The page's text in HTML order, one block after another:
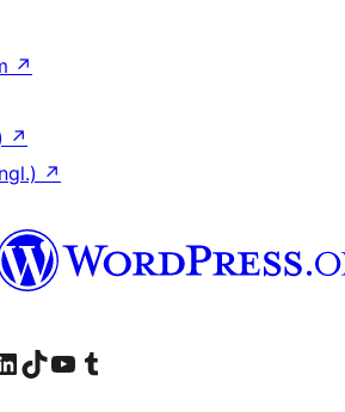
↗
↗
↗
besuchen
Konto besuchen
LinkedIn-Konto besuchen
Unser TikTok-Konto besuchen
Unseren YouTube-Kanal besuchen
Unser Tumblr-Konto besuchen